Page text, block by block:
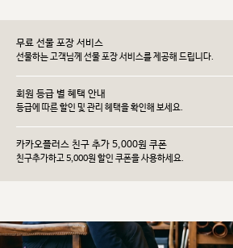
무료 선물 포장 서비스
선물하는 고객님께 선물 포장 서비스를 제공해 드립니다.
회원 등급 별 혜택 안내
등급에 따른 할인 및 관리 헤택을 확인해 보세요.
카카오플러스 친구 추가 5,000원 쿠폰
친구추가하고 5,000원 할인 쿠폰을 사용하세요.